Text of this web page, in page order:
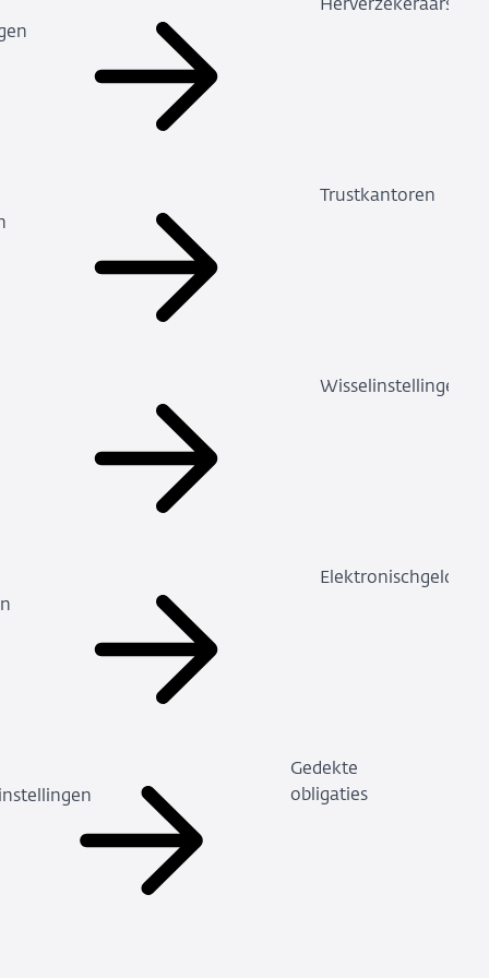
Herverzekeraars
Trustkantoren
Wisselinstellingen
Gedekte
obligaties